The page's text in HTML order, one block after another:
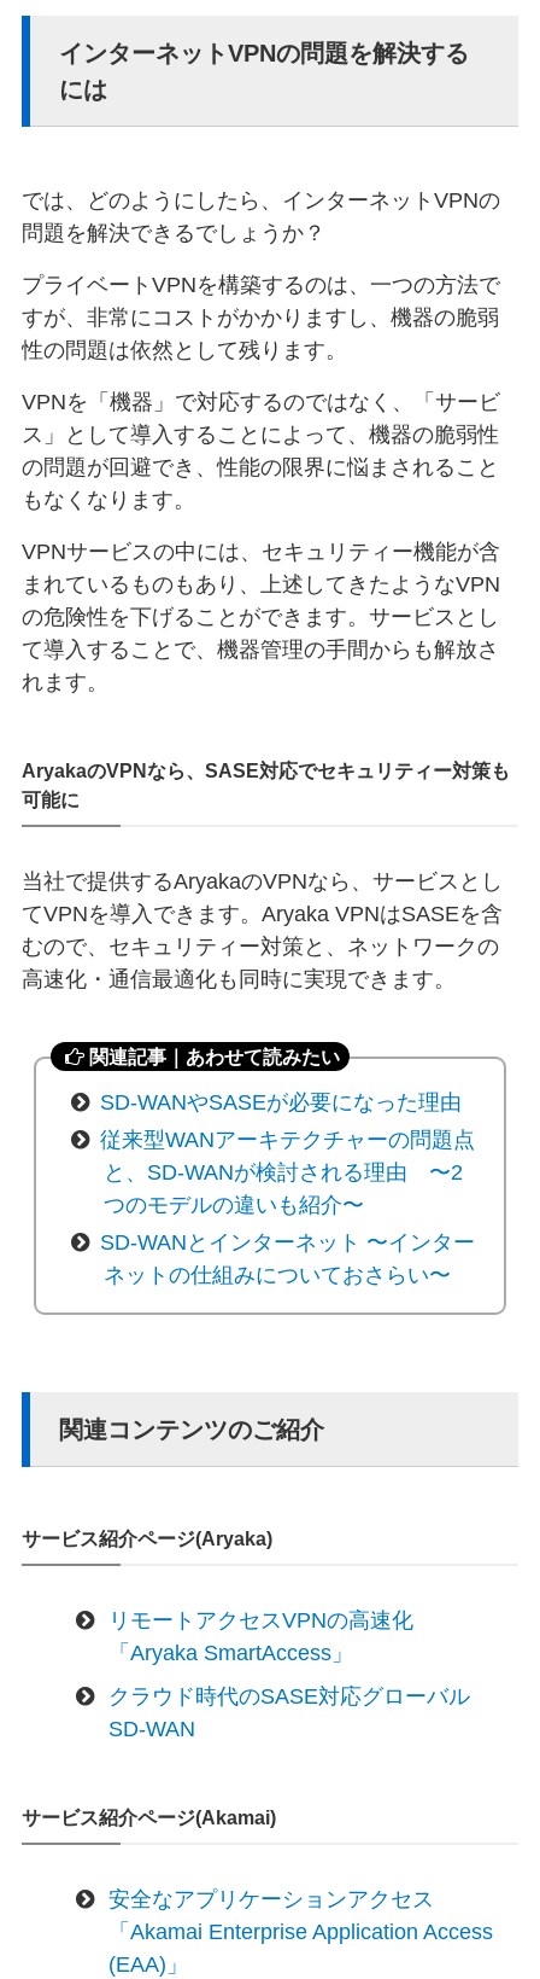
インターネットVPNの問題を解決する
には
では、どのようにしたら、インターネットVPNの
問題を解決できるでしょうか？
プライベートVPNを構築するのは、一つの方法で
すが、非常にコストがかかりますし、機器の脆弱
性の問題は依然として残ります。
VPNを「機器」で対応するのではなく、「サービ
ス」として導入することによって、機器の脆弱性
の問題が回避でき、性能の限界に悩まされること
もなくなります。
VPNサービスの中には、セキュリティー機能が含
まれているものもあり、上述してきたようなVPN
の危険性を下げることができます。サービスとし
て導入することで、機器管理の手間からも解放さ
れます。
AryakaのVPNなら、SASE対応でセキュリティー対策も
可能に
当社で提供するAryakaのVPNなら、サービスとし
てVPNを導入できます。Aryaka VPNはSASEを含
むので、セキュリティー対策と、ネットワークの
高速化・通信最適化も同時に実現できます。
関連記事｜あわせて読みたい
SD-WANやSASEが必要になった理由
従来型WANアーキテクチャーの問題点
と、SD-WANが検討される理由 〜2
つのモデルの違いも紹介〜
SD-WANとインターネット 〜インター
ネットの仕組みについておさらい〜
関連コンテンツのご紹介
サービス紹介ページ(Aryaka)
リモートアクセスVPNの高速化
「Aryaka SmartAccess」
クラウド時代のSASE対応グローバル
SD-WAN
サービス紹介ページ(Akamai)
安全なアプリケーションアクセス
「Akamai Enterprise Application Access
(EAA)」